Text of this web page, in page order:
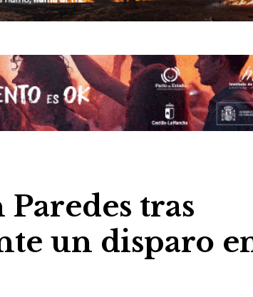
tras
un disparo